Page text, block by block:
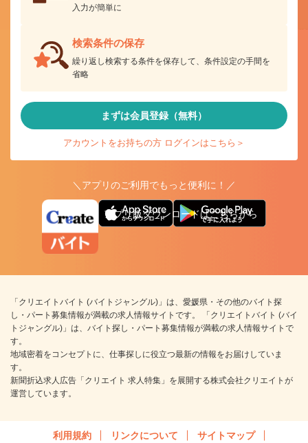
入力が簡単に
検索条件の保存
繰り返し検索する条件を保存して、条件設定の手間を
省略
まずは会員登録（無料）
アカウントをお持ちの方 ログインはこちら＞
＼アプリのご利用でもっと便利に！／
アプリ版ダウンロードはこちらから
「クリエイトバイト (バイトジャングル)」は、愛媛県・その他のバイト探
し・パート募集情報が満載の求人情報サイトです。 「クリエイトバイト (バイ
トジャングル)」は、バイト探し・パート募集情報が満載の求人情報サイトで
す。
地域密着をコンセプトに、仕事探しに役立つ最新の情報をお届けしていま
す。
新聞折込求人広告「クリエイト 求人特集」を展開する株式会社クリエイトが
運営しています。
利用規約 リンクについて サイトマップ